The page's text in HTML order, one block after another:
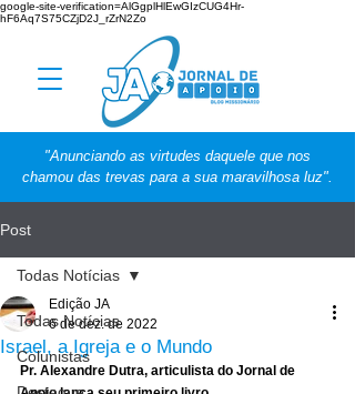
google-site-verification=AlGgplHlEwGIzCUG4Hr-
hF6Aq7S75CZjD2J_rZrN2Zo
"Anunciando as virtudes daquele que nos
chamou das trevas para a sua maravilhosa luz".
Post
Todas Notícias
Colunistas
Todas Notícias
Israel, a Igreja e o Mundo
Edição JA
6 de dez. de 2022
Pr. Alexandre Dutra, articulista do Jornal de